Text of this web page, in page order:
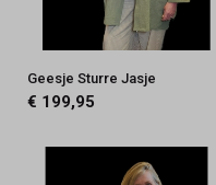
Geesje Sturre Jasje
€ 199,95